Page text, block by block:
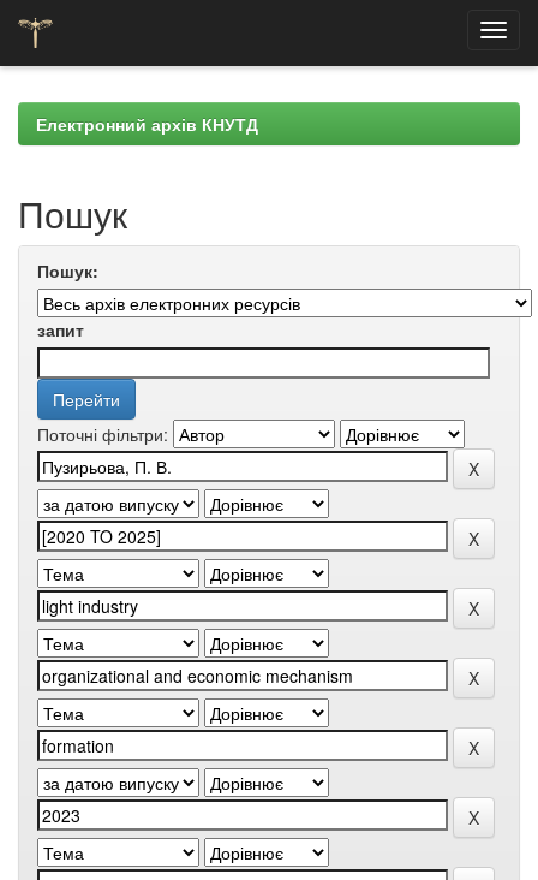
navigationЕлектронний архів КНУТД
Пошук
Пошук:
запит
Поточні фільтри: